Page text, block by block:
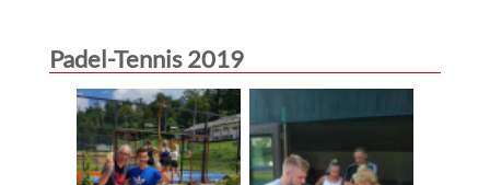
Padel-Tennis 2019